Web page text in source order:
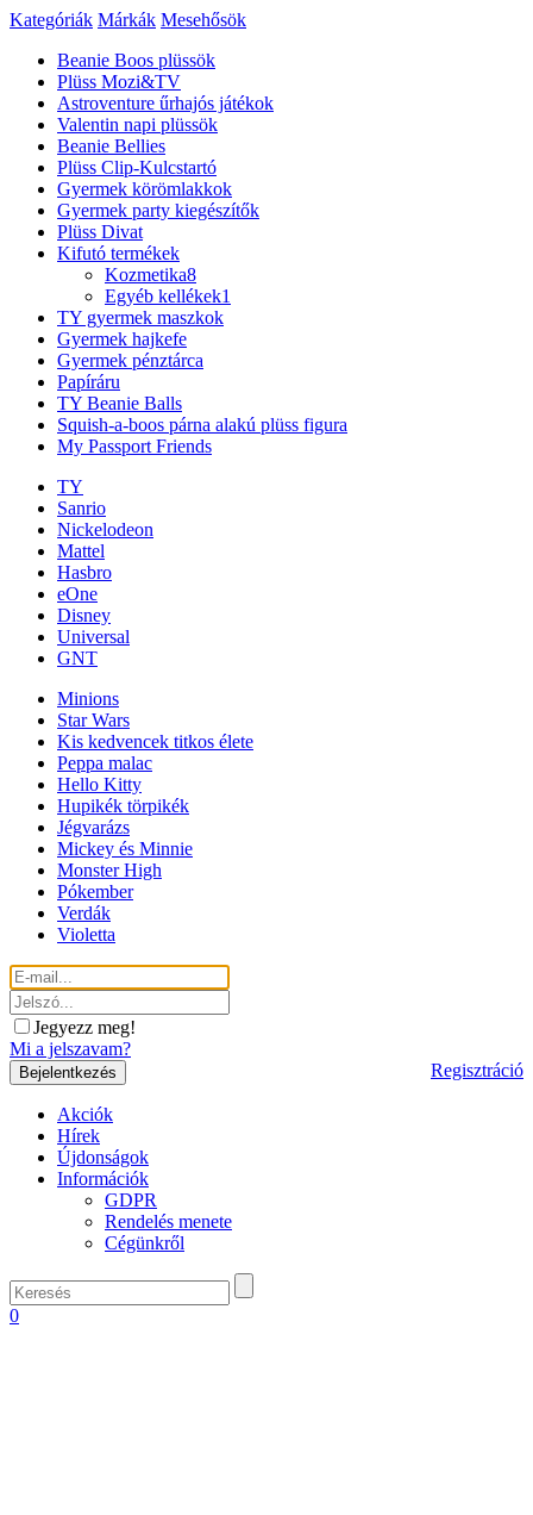
Kategóriák Márkák Mesehősök
Beanie Boos plüssök
Plüss Mozi&TV
Astroventure űrhajós játékok
Valentin napi plüssök
Beanie Bellies
Plüss Clip-Kulcstartó
Gyermek körömlakkok
Gyermek party kiegészítők
Plüss Divat
Kifutó termékek
Kozmetika8
Egyéb kellékek1
TY gyermek maszkok
Gyermek hajkefe
Gyermek pénztárca
Papíráru
TY Beanie Balls
Squish-a-boos párna alakú plüss figura
My Passport Friends
TY
Sanrio
Nickelodeon
Mattel
Hasbro
eOne
Disney
Universal
GNT
Minions
Star Wars
Kis kedvencek titkos élete
Peppa malac
Hello Kitty
Hupikék törpikék
Jégvarázs
Mickey és Minnie
Monster High
Pókember
Verdák
Violetta
Jegyezz meg!
Mi a jelszavam?
Regisztráció
Akciók
Hírek
Újdonságok
Információk
GDPR
Rendelés menete
Cégünkről
0